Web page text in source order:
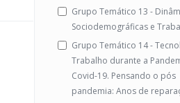
Grupo Temático 13 -
Sociodemográficas e
Grupo Temático 14 -
Trabalho durante a
Covid-19. Pensando o pós
pandemia: Anos de